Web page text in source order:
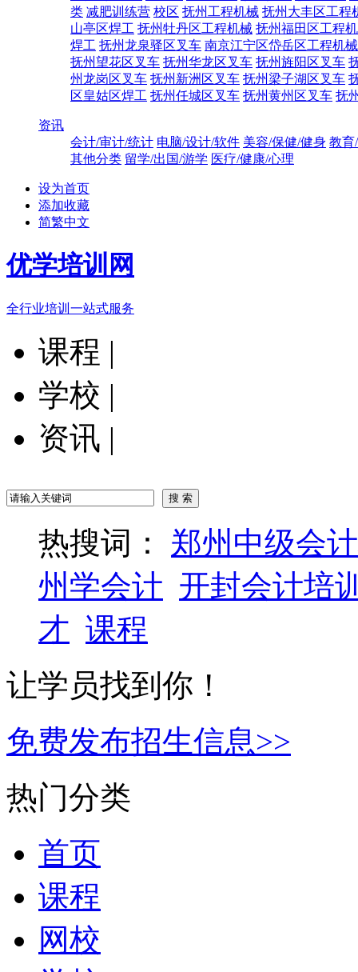
类 减肥训练营 校区 抚州工程机械 抚州大丰区工程
山亭区焊工 抚州牡丹区工程机械 抚州福田区工程
焊工 抚州龙泉驿区叉车 南京江宁区岱岳区工程机械
抚州望花区叉车 抚州华龙区叉车 抚州旌阳区叉车
州龙岗区叉车 抚州新洲区叉车 抚州梁子湖区叉车
区皇姑区焊工 抚州任城区叉车 抚州黄州区叉车 抚
资讯
会计/审计/统计 电脑/设计/软件 美容/保健/健身 教育
其他分类 留学/出国/游学 医疗/健康/心理
设为首页
添加收藏
简繁中文
优学培训网
全行业培训一站式服务
课程 |
学校 |
资讯 |
热搜词： 郑州中级会
州学会计 开封会计培
才 课程
让学员找到你！
免费发布招生信息>>
热门分类
首页
课程
网校